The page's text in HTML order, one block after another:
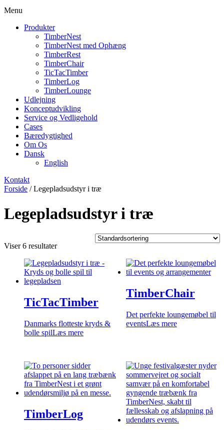
Menu
Produkter
TimberNest
TimberNest med Ophæng
TimberRest
TimberChair
TicTacTimber
TimberLog
TimberLounge
Udlejning
Konceptudvikling
Service og Vedligehold
Cases
Bæredygtighed
Om Os
Dansk
English
Kontakt
Forside / Legepladsudstyr i træ
Legepladsudstyr i træ
Viser 6 resultater
TicTacTimber
Danmarks flotteste kryds &
bolle spilLæs mere
TimberChair
Det perfekte loungemøbel til
eventsLæs mere
TimberLog